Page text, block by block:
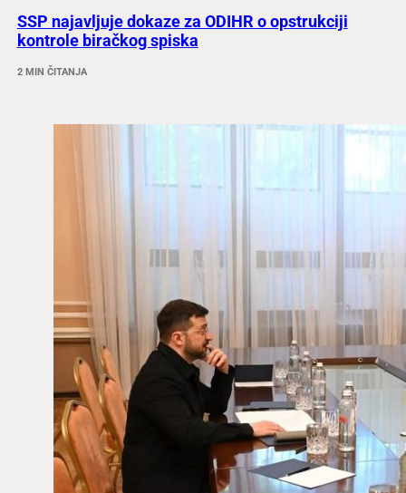
SSP najavljuje dokaze za ODIHR o opstrukciji
kontrole biračkog spiska
2 MIN ČITANJA